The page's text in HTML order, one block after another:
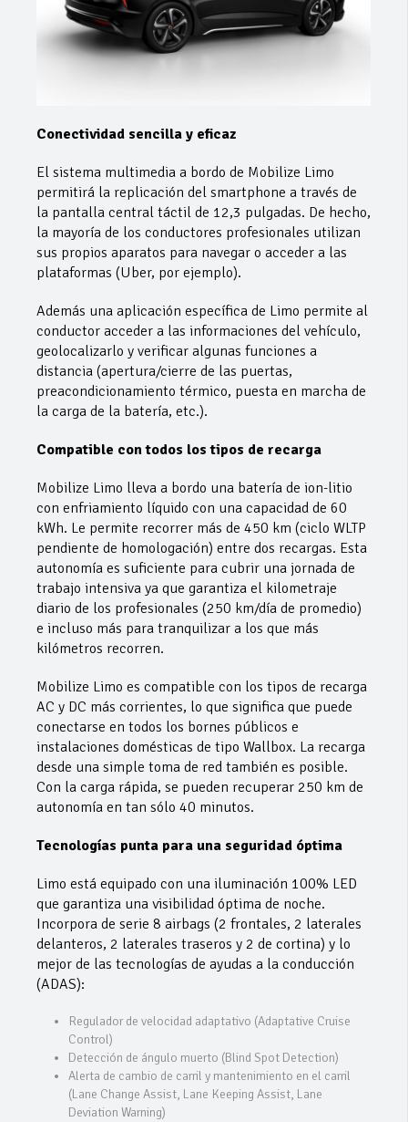
Conectividad sencilla y eficaz
El sistema multimedia a bordo de Mobilize Limo
permitirá la replicación del smartphone a través de
la pantalla central táctil de 12,3 pulgadas. De hecho,
la mayoría de los conductores profesionales utilizan
sus propios aparatos para navegar o acceder a las
plataformas (Uber, por ejemplo).
Además una aplicación específica de Limo permite al
conductor acceder a las informaciones del vehículo,
geolocalizarlo y verificar algunas funciones a
distancia (apertura/cierre de las puertas,
preacondicionamiento térmico, puesta en marcha de
la carga de la batería, etc.).
Compatible con todos los tipos de recarga
Mobilize Limo lleva a bordo una batería de ion-litio
con enfriamiento líquido con una capacidad de 60
kWh. Le permite recorrer más de 450 km (ciclo WLTP
pendiente de homologación) entre dos recargas. Esta
autonomía es suficiente para cubrir una jornada de
trabajo intensiva ya que garantiza el kilometraje
diario de los profesionales (250 km/día de promedio)
e incluso más para tranquilizar a los que más
kilómetros recorren.
Mobilize Limo es compatible con los tipos de recarga
AC y DC más corrientes, lo que significa que puede
conectarse en todos los bornes públicos e
instalaciones domésticas de tipo Wallbox. La recarga
desde una simple toma de red también es posible.
Con la carga rápida, se pueden recuperar 250 km de
autonomía en tan sólo 40 minutos.
Tecnologías punta para una seguridad óptima
Limo está equipado con una iluminación 100% LED
que garantiza una visibilidad óptima de noche.
Incorpora de serie 8 airbags (2 frontales, 2 laterales
delanteros, 2 laterales traseros y 2 de cortina) y lo
mejor de las tecnologías de ayudas a la conducción
(ADAS):
Regulador de velocidad adaptativo (Adaptative Cruise
Control)
Detección de ángulo muerto (Blind Spot Detection)
Alerta de cambio de carril y mantenimiento en el carril
(Lane Change Assist, Lane Keeping Assist, Lane
Deviation Warning)